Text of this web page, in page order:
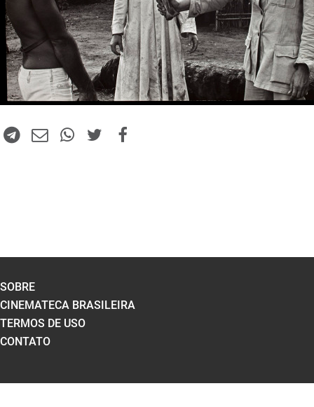
SOBRE
CINEMATECA BRASILEIRA
TERMOS DE USO
CONTATO